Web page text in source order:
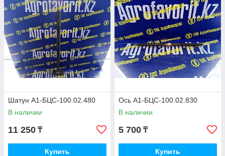
Шатун А1-БЦС-100.02.480
В наличии
11 250 ₸
Купить
Ось А1-БЦС-100.02.830
В наличии
5 700 ₸
Купить